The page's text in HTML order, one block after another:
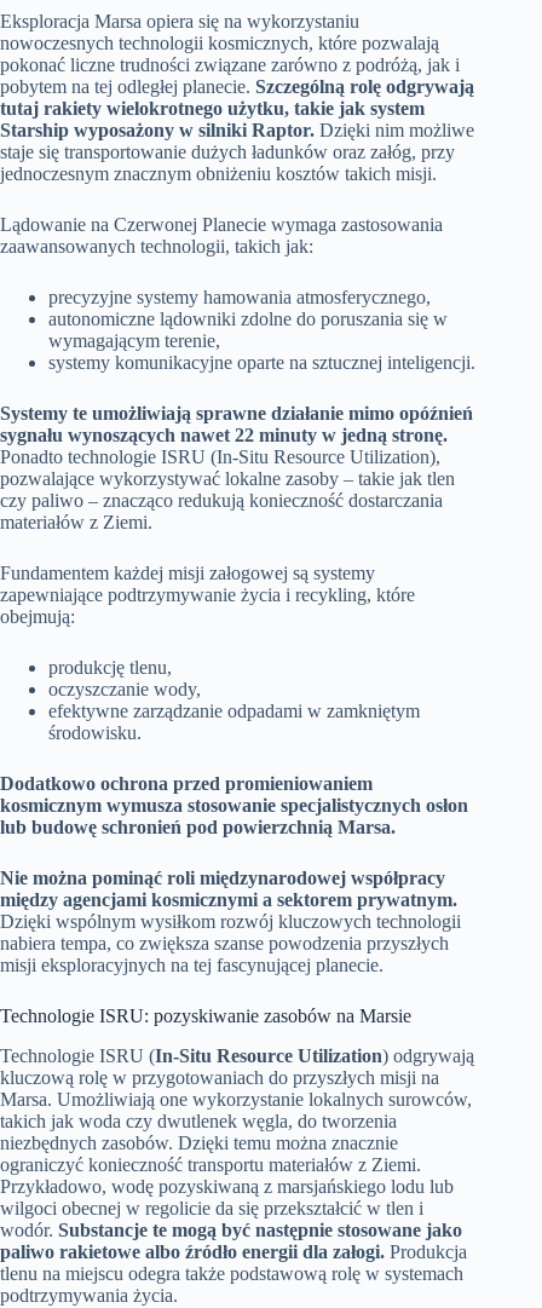
Eksploracja Marsa opiera się na wykorzystaniu
nowoczesnych technologii kosmicznych, które pozwalają
pokonać liczne trudności związane zarówno z podróżą, jak i
pobytem na tej odległej planecie. Szczególną rolę odgrywają
tutaj rakiety wielokrotnego użytku, takie jak system
Starship wyposażony w silniki Raptor. Dzięki nim możliwe
staje się transportowanie dużych ładunków oraz załóg, przy
jednoczesnym znacznym obniżeniu kosztów takich misji.
Lądowanie na Czerwonej Planecie wymaga zastosowania
zaawansowanych technologii, takich jak:
precyzyjne systemy hamowania atmosferycznego,
autonomiczne lądowniki zdolne do poruszania się w
wymagającym terenie,
systemy komunikacyjne oparte na sztucznej inteligencji.
Systemy te umożliwiają sprawne działanie mimo opóźnień
sygnału wynoszących nawet 22 minuty w jedną stronę.
Ponadto technologie ISRU (In-Situ Resource Utilization),
pozwalające wykorzystywać lokalne zasoby – takie jak tlen
czy paliwo – znacząco redukują konieczność dostarczania
materiałów z Ziemi.
Fundamentem każdej misji załogowej są systemy
zapewniające podtrzymywanie życia i recykling, które
obejmują:
produkcję tlenu,
oczyszczanie wody,
efektywne zarządzanie odpadami w zamkniętym
środowisku.
Dodatkowo ochrona przed promieniowaniem
kosmicznym wymusza stosowanie specjalistycznych osłon
lub budowę schronień pod powierzchnią Marsa.
Nie można pominąć roli międzynarodowej współpracy
między agencjami kosmicznymi a sektorem prywatnym.
Dzięki wspólnym wysiłkom rozwój kluczowych technologii
nabiera tempa, co zwiększa szanse powodzenia przyszłych
misji eksploracyjnych na tej fascynującej planecie.
Technologie ISRU: pozyskiwanie zasobów na Marsie
Technologie ISRU (In-Situ Resource Utilization) odgrywają
kluczową rolę w przygotowaniach do przyszłych misji na
Marsa. Umożliwiają one wykorzystanie lokalnych surowców,
takich jak woda czy dwutlenek węgla, do tworzenia
niezbędnych zasobów. Dzięki temu można znacznie
ograniczyć konieczność transportu materiałów z Ziemi.
Przykładowo, wodę pozyskiwaną z marsjańskiego lodu lub
wilgoci obecnej w regolicie da się przekształcić w tlen i
wodór. Substancje te mogą być następnie stosowane jako
paliwo rakietowe albo źródło energii dla załogi. Produkcja
tlenu na miejscu odegra także podstawową rolę w systemach
podtrzymywania życia.